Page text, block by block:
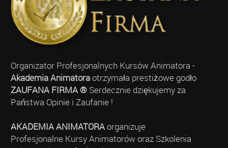
Organizator Profesjonalnych Kursów Animatora -
Akademia Animatoraotrzymała prestiżowe godło
ZAUFANA FIRMA ®Serdecznie dziękujemy za
Państwa Opinie i Zaufanie !
AKADEMIA ANIMATORAorganizuje
Profesjonalne Kursy Animatorów oraz Szkolenia